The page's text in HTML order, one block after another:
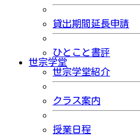
貸出期間延長申請
ひとこと書評
世宗学堂
世宗学堂紹介
クラス案内
授業日程